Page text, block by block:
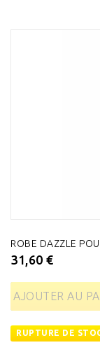
ROBE DAZZLE
31,60 €
AJOUTER AU
RUPTURE DE